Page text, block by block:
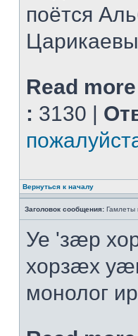
поётся
Read
: 3130 |
Вернуться к началу
Заголовок сообщения: Гамлеты
Уе 'зæр
хорзæх
монолог